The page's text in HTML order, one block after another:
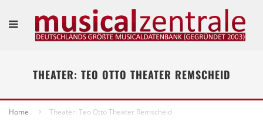
THEATER: TEO OTTO THEATER REMSCHEID
Home Theater: Teo Otto Theater Remscheid